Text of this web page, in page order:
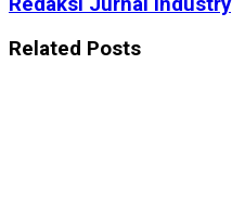
Related Posts